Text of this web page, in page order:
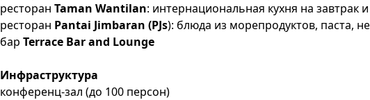
ресторан Taman Wantilan: интернациональная кухня на завтрак
ресторан Pantai Jimbaran (PJs): блюда из морепродуктов, паста,
бар Terrace Bar and Lounge
Инфраструктура
конференц-зал (до 100 персон)